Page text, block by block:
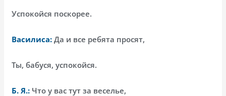
Успокойся поскорее.
Василиса:Да и все ребята просят,
Ты, бабуся, успокойся.
Б. Я.: Что у вас тут за веселье,